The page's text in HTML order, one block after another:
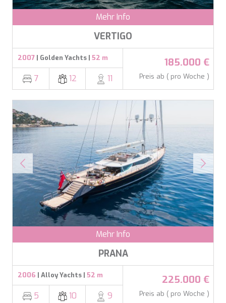
Mehr Info
VERTIGO
2007 | Golden Yachts | 52 m
7 12 11
185.000 €
Preis ab ( pro Woche )
Mehr Info
PRANA
2006 | Alloy Yachts | 52 m
5 10 9
225.000 €
Preis ab ( pro Woche )